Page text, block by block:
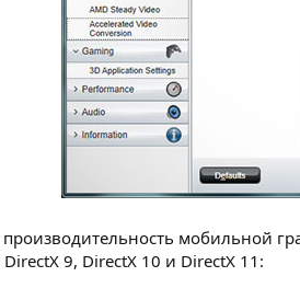
мобильной
9, DirectX 10 и DirectX 11: